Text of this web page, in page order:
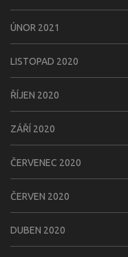
ÚNOR 2021
LISTOPAD 2020
ŘÍJEN 2020
ZÁŘÍ 2020
ČERVENEC 2020
ČERVEN 2020
DUBEN 2020